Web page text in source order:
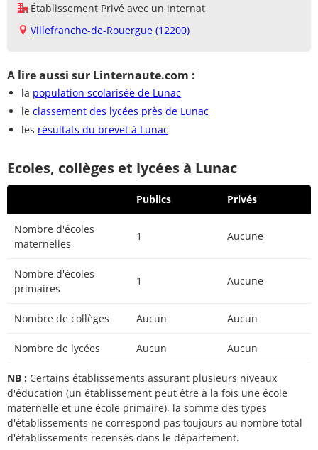
Établissement Privé avec un internat
Villefranche-de-Rouergue (12200)
A lire aussi sur Linternaute.com :
la population scolarisée de Lunac
le classement des lycées près de Lunac
les résultats du brevet à Lunac
Ecoles, collèges et lycées à Lunac
Publics Privés
Nombre d'écoles
maternelles
1 Aucune
Nombre d'écoles
primaires
1 Aucune
Nombre de collèges Aucun Aucun
Nombre de lycées Aucun Aucun
NB : Certains établissements assurant plusieurs niveaux
d'éducation (un établissement peut être à la fois une école
maternelle et une école primaire), la somme des types
d'établissements ne correspond pas toujours au nombre total
d'établissements recensés dans le département.